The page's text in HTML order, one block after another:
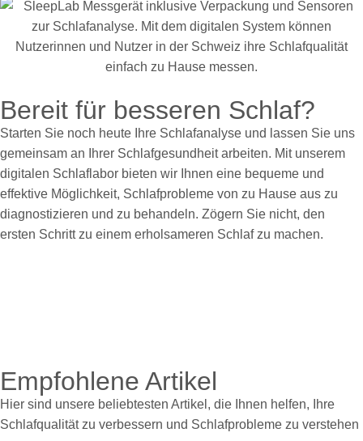
Bereit für besseren Schlaf?
Starten Sie noch heute Ihre Schlafanalyse und lassen Sie uns
gemeinsam an Ihrer Schlafgesundheit arbeiten. Mit unserem
digitalen Schlaflabor bieten wir Ihnen eine bequeme und
effektive Möglichkeit, Schlafprobleme von zu Hause aus zu
diagnostizieren und zu behandeln. Zögern Sie nicht, den
ersten Schritt zu einem erholsameren Schlaf zu machen.
Empfohlene Artikel
Hier sind unsere beliebtesten Artikel, die Ihnen helfen, Ihre
Schlafqualität zu verbessern und Schlafprobleme zu verstehen